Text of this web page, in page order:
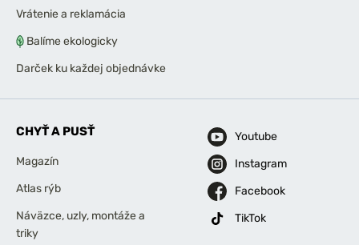
Vrátenie a reklamácia
Balíme ekologicky
Darček ku každej objednávke
CHYŤ A PUSŤ
Magazín
Atlas rýb
Náväzce, uzly, montáže a
triky
Youtube
Instagram
Facebook
TikTok